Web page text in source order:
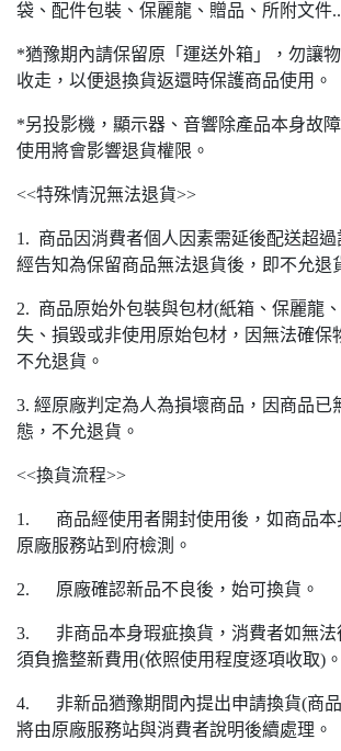
袋、配件包裝、保麗龍、贈品、所附文件
*猶豫期內請保留原「運送外箱」，勿讓
收走，以便退換貨返還時保護商品使用。
*另投影機，顯示器、音響除產品本身故
使用將會影響退貨權限。
<<特殊情況無法退貨>>
1. 商品因消費者個人因素需延後配送超過
經告知為保留商品無法退貨後，即不允退
2. 商品原始外包裝與包材(紙箱、保麗龍
失、損毀或非使用原始包材，因無法確保
不允退貨。
3. 經原廠判定為人為損壞商品，因商品已
態，不允退貨。
<<換貨流程>>
1. 商品經使用者開封使用後，如商品本
原廠服務站到府檢測。
2. 原廠確認新品不良後，始可換貨。
3. 非商品本身瑕疵換貨，消費者如無法
須負擔整新費用(依照使用程度逐項收取)。
4. 非新品猶豫期間內提出申請換貨(商品
將由原廠服務站與消費者說明後續處理。